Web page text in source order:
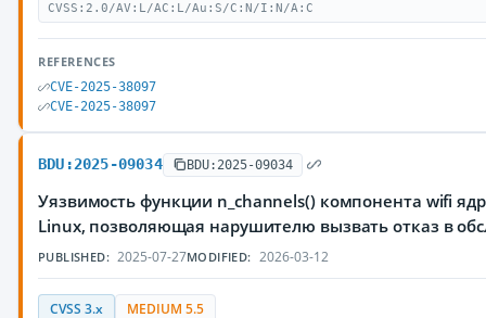
CVSS:2.0/AV:L/AC:L/Au:S/C:N/I:N/A:C
REFERENCES
CVE-2025-38097
CVE-2025-38097
BDU:2025-09034 BDU:2025-09034
Уязвимость функции n_channels() компонента wifi
Linux, позволяющая нарушителю вызвать отказ в
PUBLISHED: 2025-07-27MODIFIED: 2026-03-12
CVSS 3.x MEDIUM 5.5